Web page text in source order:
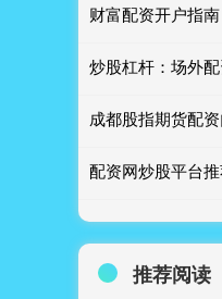
财富配资开户指
炒股杠杆：场外
成都股指期货配
配资网炒股平台
推荐阅读